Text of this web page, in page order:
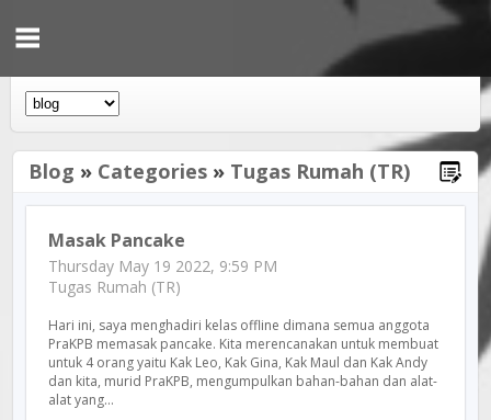
Blog » Categories » Tugas Rumah (TR)
Masak Pancake
Thursday May 19 2022, 9:59 PM
Tugas Rumah (TR)
Hari ini, saya menghadiri kelas offline dimana semua anggota
PraKPB memasak pancake. Kita merencanakan untuk membuat
untuk 4 orang yaitu Kak Leo, Kak Gina, Kak Maul dan Kak Andy
dan kita, murid PraKPB, mengumpulkan bahan-bahan dan alat-
alat yang...